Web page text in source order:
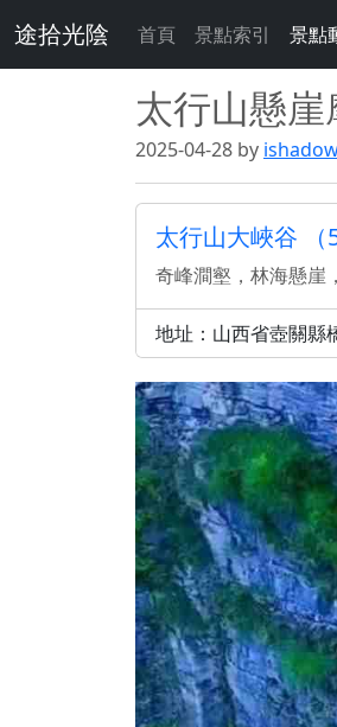
途拾光陰 首頁 景點索引 景點
太行山懸
2025-04-28 by
太行山大峽谷 （
奇峰澗壑，林海懸崖
地址：山西省壺關縣